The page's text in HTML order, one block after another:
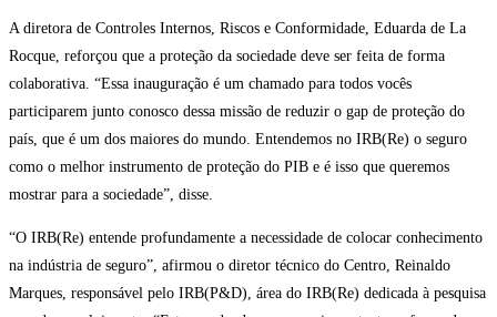
A diretora de Controles Internos, Riscos e Conformidade, Eduarda de La
Rocque, reforçou que a proteção da sociedade deve ser feita de forma
colaborativa. “Essa inauguração é um chamado para todos vocês
participarem junto conosco dessa missão de reduzir o gap de proteção do
país, que é um dos maiores do mundo. Entendemos no IRB(Re) o seguro
como o melhor instrumento de proteção do PIB e é isso que queremos
mostrar para a sociedade”, disse.
“O IRB(Re) entende profundamente a necessidade de colocar conhecimento
na indústria de seguro”, afirmou o diretor técnico do Centro, Reinaldo
Marques, responsável pelo IRB(P&D), área do IRB(Re) dedicada à pesquisa